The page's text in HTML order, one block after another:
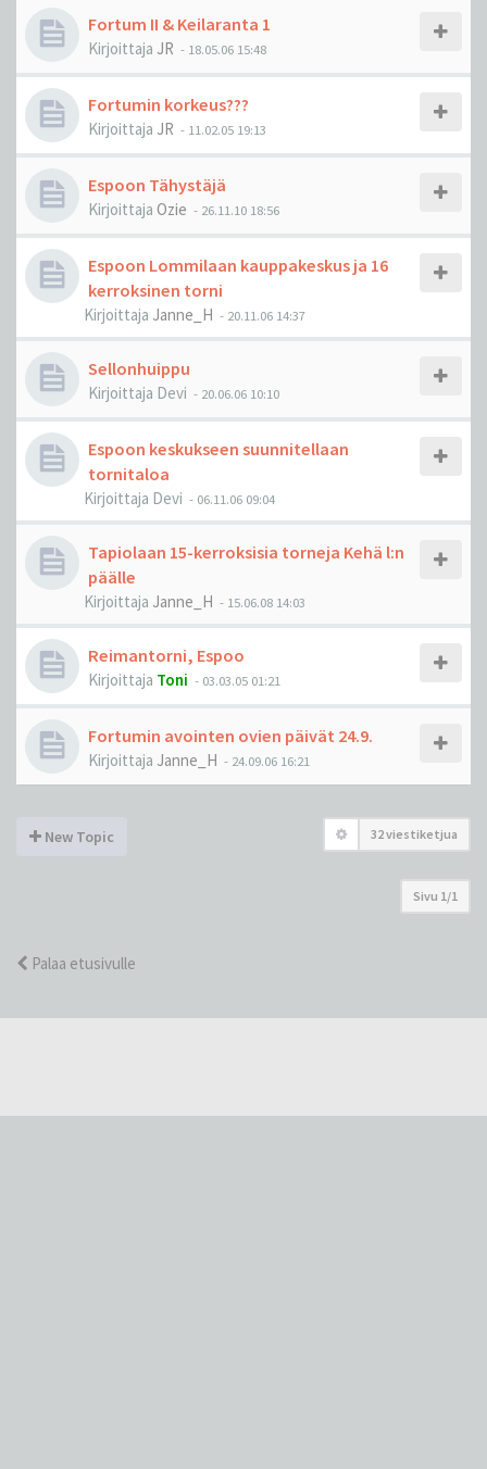
Fortum II & Keilaranta 1
Kirjoittaja JR - 18.05.06 15:48
Fortumin korkeus???
Kirjoittaja JR - 11.02.05 19:13
Espoon Tähystäjä
Kirjoittaja Ozie - 26.11.10 18:56
Espoon Lommilaan kauppakeskus ja 16
kerroksinen torni
Kirjoittaja Janne_H - 20.11.06 14:37
Sellonhuippu
Kirjoittaja Devi - 20.06.06 10:10
Espoon keskukseen suunnitellaan
tornitaloa
Kirjoittaja Devi - 06.11.06 09:04
Tapiolaan 15-kerroksisia torneja Kehä l:n
päälle
Kirjoittaja Janne_H - 15.06.08 14:03
Reimantorni, Espoo
Kirjoittaja Toni - 03.03.05 01:21
Fortumin avointen ovien päivät 24.9.
Kirjoittaja Janne_H - 24.09.06 16:21
New Topic 32 viestiketjua
Sivu 1/1
Palaa etusivulle